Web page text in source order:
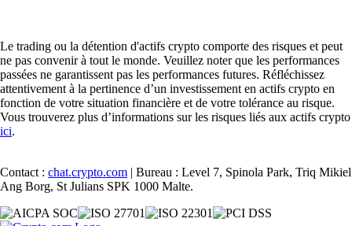
Le trading ou la détention d'actifs crypto comporte des risques et peut
ne pas convenir à tout le monde. Veuillez noter que les performances
passées ne garantissent pas les performances futures. Réfléchissez
attentivement à la pertinence d’un investissement en actifs crypto en
fonction de votre situation financière et de votre tolérance au risque.
Vous trouverez plus d’informations sur les risques liés aux actifs crypto
ici.
Contact : chat.crypto.com | Bureau : Level 7, Spinola Park, Triq Mikiel
Ang Borg, St Julians SPK 1000 Malte.